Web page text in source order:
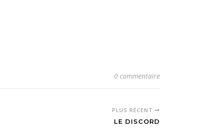
0 commentaire
PLUS RÉCENT
LE DISCORD